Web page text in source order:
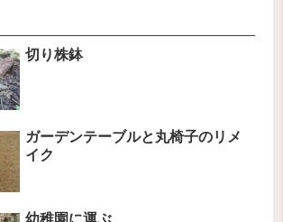
切り株鉢
ガーデンテーブルと丸椅子のリメ
イク